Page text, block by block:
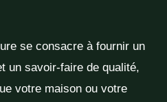
se consacre à fournir un
un savoir-faire de qualité,
votre maison ou votre